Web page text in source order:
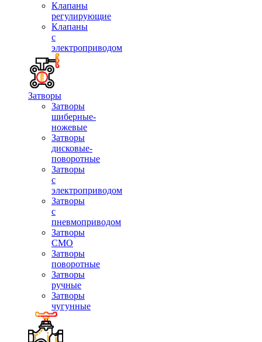
Клапаны
регулирующие
Клапаны
с
электроприводом
Затворы
Затворы
шиберные-
ножевые
Затворы
дисковые-
поворотные
Затворы
с
электроприводом
Затворы
с
пневмоприводом
Затворы
СМО
Затворы
поворотные
Затворы
ручные
Затворы
чугунные